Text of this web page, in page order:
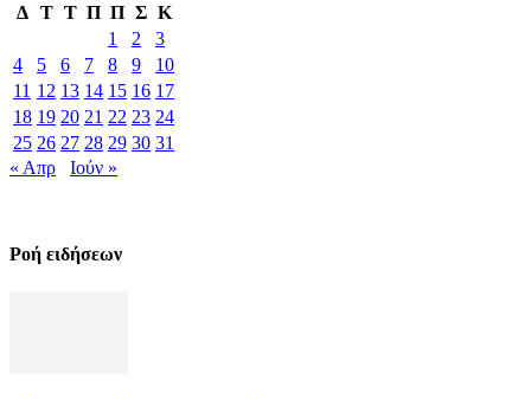
Δ Τ Τ Π Π Σ Κ
1
2
3
4
5 6 7 8 9
10
11 12 13 14 15 16 17
18 19 20 21 22 23 24
25 26 27 28 29 30 31
« Απρ
Ιούν »
Ροή ειδήσεων